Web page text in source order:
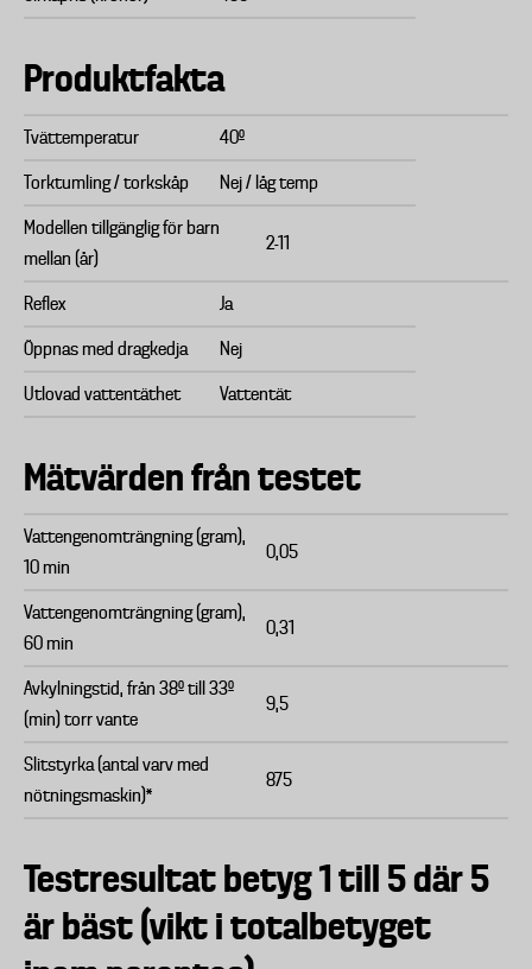
Produktfakta
Tvättemperatur 40º
Torktumling / torkskåp Nej / låg temp
Modellen tillgänglig för barn
mellan (år)
2-11
Reflex Ja
Öppnas med dragkedja Nej
Utlovad vattentäthet Vattentät
Mätvärden från testet
Vattengenomträngning (gram),
10 min
0,05
Vattengenomträngning (gram),
60 min
0,31
Avkylningstid, från 38º till 33º
(min) torr vante
9,5
Slitstyrka (antal varv med
nötningsmaskin)*
875
Testresultat betyg 1 till 5 där 5
är bäst (vikt i totalbetyget